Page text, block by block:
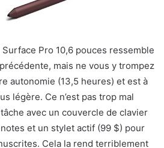
Pro 10,6 pouces ressemble
mais ne vous y trompez
autonomie (13,5 heures) et est à
légère. Ce n’est pas trop mal
avec un couvercle de clavier
et un stylet actif (99 $) pour
Cela la rend terriblement